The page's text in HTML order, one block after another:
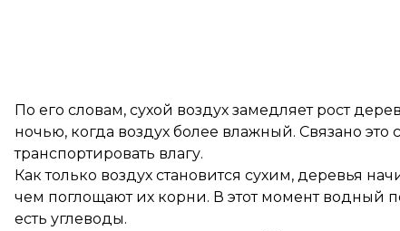
По его словам, сухой воздух замедляет рост
ночью, когда воздух более влажный. Связано
транспортировать влагу.
Как только воздух становится сухим, деревья
чем поглощают их корни. В этот момент водный
есть углеводы.